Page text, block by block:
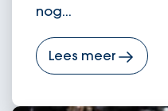
nog...
Lees meer